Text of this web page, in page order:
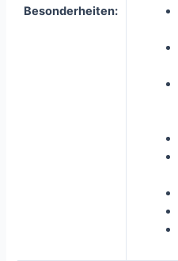
Besonderheiten: